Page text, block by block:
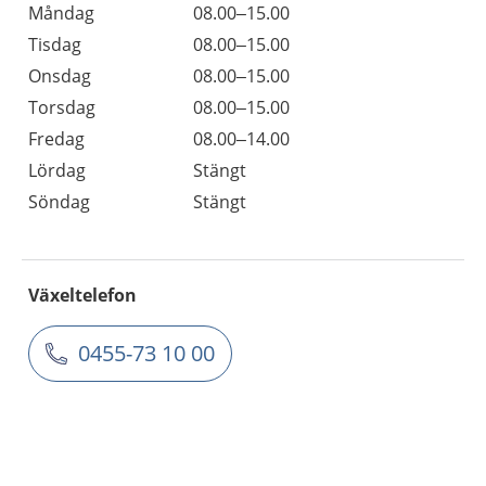
Måndag
08.00–15.00
Tisdag
08.00–15.00
Onsdag
08.00–15.00
Torsdag
08.00–15.00
Fredag
08.00–14.00
Lördag
Stängt
Söndag
Stängt
Växeltelefon
0455-73 10 00